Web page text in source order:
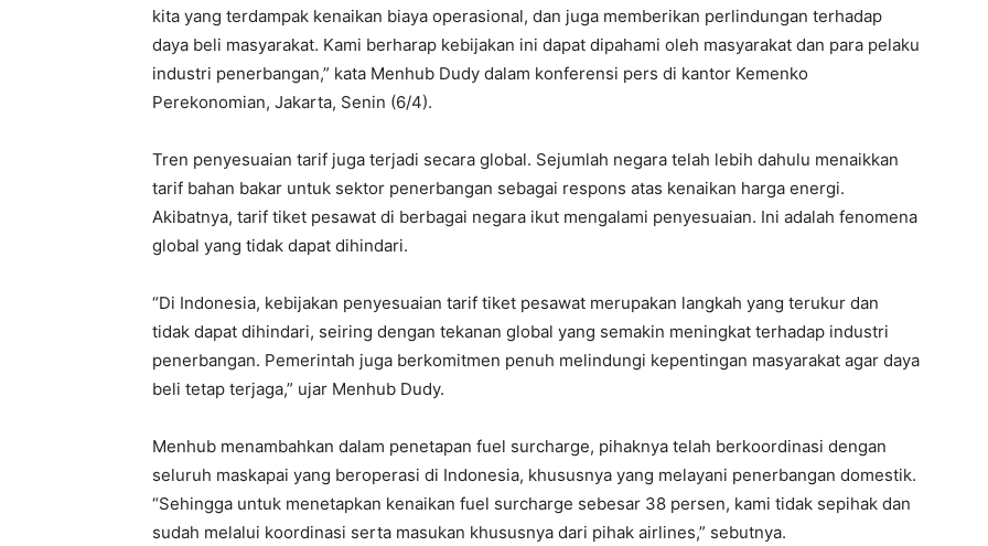
kita yang terdampak kenaikan biaya operasional, dan juga memberikan perlindungan terhadap
daya beli masyarakat. Kami berharap kebijakan ini dapat dipahami oleh masyarakat dan para pelaku
industri penerbangan,” kata Menhub Dudy dalam konferensi pers di kantor Kemenko
Perekonomian, Jakarta, Senin (6/4).
Tren penyesuaian tarif juga terjadi secara global. Sejumlah negara telah lebih dahulu menaikkan
tarif bahan bakar untuk sektor penerbangan sebagai respons atas kenaikan harga energi.
Akibatnya, tarif tiket pesawat di berbagai negara ikut mengalami penyesuaian. Ini adalah fenomena
global yang tidak dapat dihindari.
“Di Indonesia, kebijakan penyesuaian tarif tiket pesawat merupakan langkah yang terukur dan
tidak dapat dihindari, seiring dengan tekanan global yang semakin meningkat terhadap industri
penerbangan. Pemerintah juga berkomitmen penuh melindungi kepentingan masyarakat agar daya
beli tetap terjaga,” ujar Menhub Dudy.
Menhub menambahkan dalam penetapan fuel surcharge, pihaknya telah berkoordinasi dengan
seluruh maskapai yang beroperasi di Indonesia, khususnya yang melayani penerbangan domestik.
“Sehingga untuk menetapkan kenaikan fuel surcharge sebesar 38 persen, kami tidak sepihak dan
sudah melalui koordinasi serta masukan khususnya dari pihak airlines,” sebutnya.